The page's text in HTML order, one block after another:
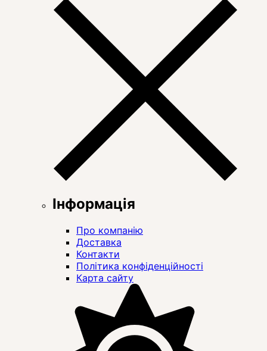
Інформація
Про компанію
Доставка
Контакти
Політика конфіденційності
Карта сайту